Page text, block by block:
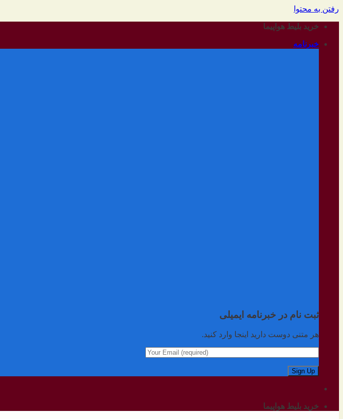
رفتن به محتوا
خرید بلیط هواپیما
خبرنامه
ثبت نام در خبرنامه ایمیلی
هر متنی دوست دارید اینجا وارد کنید.
خرید بلیط هواپیما